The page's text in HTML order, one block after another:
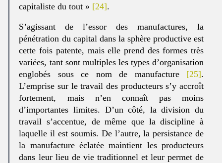
capitaliste du tout » [24].
S’agissant de l’essor des manufactures, la
pénétration du capital dans la sphère productive est
cette fois patente, mais elle prend des formes très
variées, tant sont multiples les types d’organisation
englobés sous ce nom de manufacture [25].
L’emprise sur le travail des producteurs s’y accroît
fortement, mais n’en connaît pas moins
d’importantes limites. D’un côté, la division du
travail s’accentue, de même que la discipline à
laquelle il est soumis. De l’autre, la persistance de
la manufacture éclatée maintient les producteurs
dans leur lieu de vie traditionnel et leur permet de